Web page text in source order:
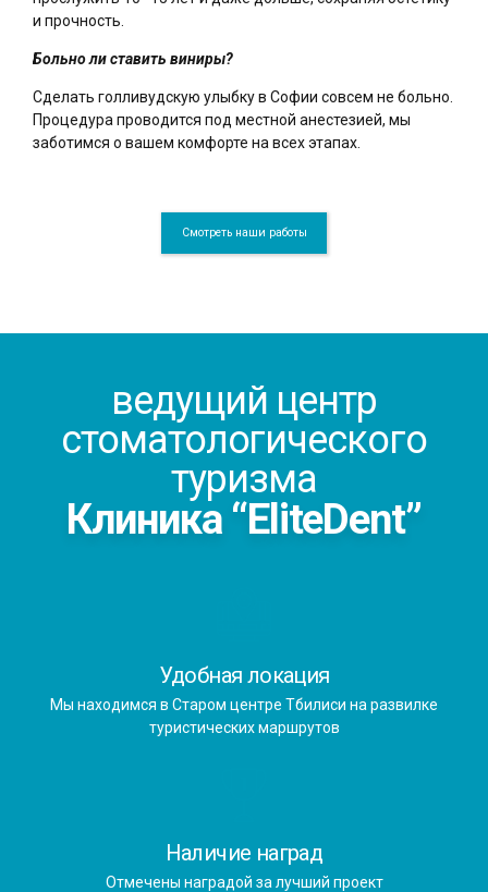
и прочность.
Больно ли ставить виниры?
Сделать голливудскую улыбку в Софии совсем не больно.
Процедура проводится под местной анестезией, мы
заботимся о вашем комфорте на всех этапах.
Смотреть наши работы
ведущий центр
стоматологического
туризма
Клиника “EliteDent”
Удобная локация
Мы находимся в Старом центре Тбилиси на развилке
туристических маршрутов
Наличие наград
Отмечены наградой за лучший проект